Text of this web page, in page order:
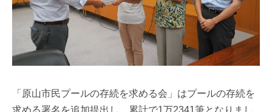
「原山市民プールの存続を求める会」はプールの存続を